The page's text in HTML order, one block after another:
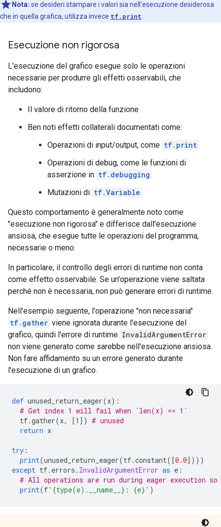
            bool_val: true
          }
    }
      name: "cond/Identity"
      op: "Identity"
      input: "cond/Const_3:output:0"
        key: "T"
          type: DT_BOOL
      }
    node_def {
      name: "cond/Const_4"
      attr {
        value {
          type: DT_INT32
        }
      }
        key: "value"
        value {
          tensor {
            dtype: DT_INT32
            }
            int_val: 0
          }
        }
      }
    }
    node_def {
      input: "cond/Const_4:output:0"
      attr {
        key: "T"
        value {
        }
      }
    }
    ret {
      key: "cond_identity"
Nota: se desideri stampare i valori sia nell'esecuzione desiderosa
che in quella grafica, utilizza invece tf.print
Esecuzione non rigorosa
L'esecuzione del grafico esegue solo le operazioni
necessarie per produrre gli effetti osservabili, che
includono:
Il valore di ritorno della funzione
Ben noti effetti collaterali documentati come:
Operazioni di input/output, come tf.print
Operazioni di debug, come le funzioni di
asserzione in tf.debugging
Mutazioni di tf.Variable
Questo comportamento è generalmente noto come
"esecuzione non rigorosa" e differisce dall'esecuzione
ansiosa, che esegue tutte le operazioni del programma,
necessarie o meno.
In particolare, il controllo degli errori di runtime non conta
come effetto osservabile. Se un'operazione viene saltata
perché non è necessaria, non può generare errori di runtime.
Nell'esempio seguente, l'operazione "non necessaria"
tf.gather viene ignorata durante l'esecuzione del
grafico, quindi l'errore di runtime InvalidArgumentError
non viene generato come sarebbe nell'esecuzione ansiosa.
Non fare affidamento su un errore generato durante
l'esecuzione di un grafico.
def unused_return_eager(x):
# Get index 1 will fail when `len(x) == 1`
tf.gather(x, [1 ]) # unused
return x
try :
print(unused_return_eager(tf.constant([0.0])))
except tf. errors . InvalidArgumentError as e :
# All operations are run during eager execution
print(f'{type(e).__name__}: {e}' )